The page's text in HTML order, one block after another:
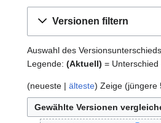
Versionen filtern
Auswahl des
Legende: (Aktuell) = Unterschied
(neueste | älteste) Zeige (jüngere